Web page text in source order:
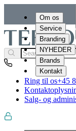
Om os
Service
Branding
NYHEDER
Brands
Kontakt
Ring til os+45
Salg- og